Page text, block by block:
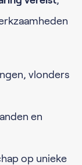
vlonders
en
op unieke